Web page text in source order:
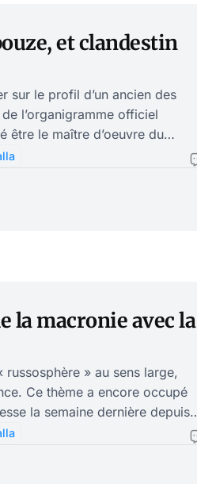
le pouvoir tente un dernière
et clandestin
sur le profil d’un ancien des
l’organigramme officiel
être le maître d’oeuvre du
qu’en disait un portrait du
la macronie avec la
» au sens large,
Ce thème a encore occupé
la semaine dernière depuis
la France ferait l’objet
Mais l’on découvre peu à peu
cette inimitié… bien au